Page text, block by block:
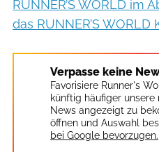
RUNNER’S WORLD im
das RUNNER’S
Verpasse keine
Favorisiere Runner's
künftig häufiger unsere
News angezeigt zu
öffnen und Auswahl
bei Google bevorzugen.